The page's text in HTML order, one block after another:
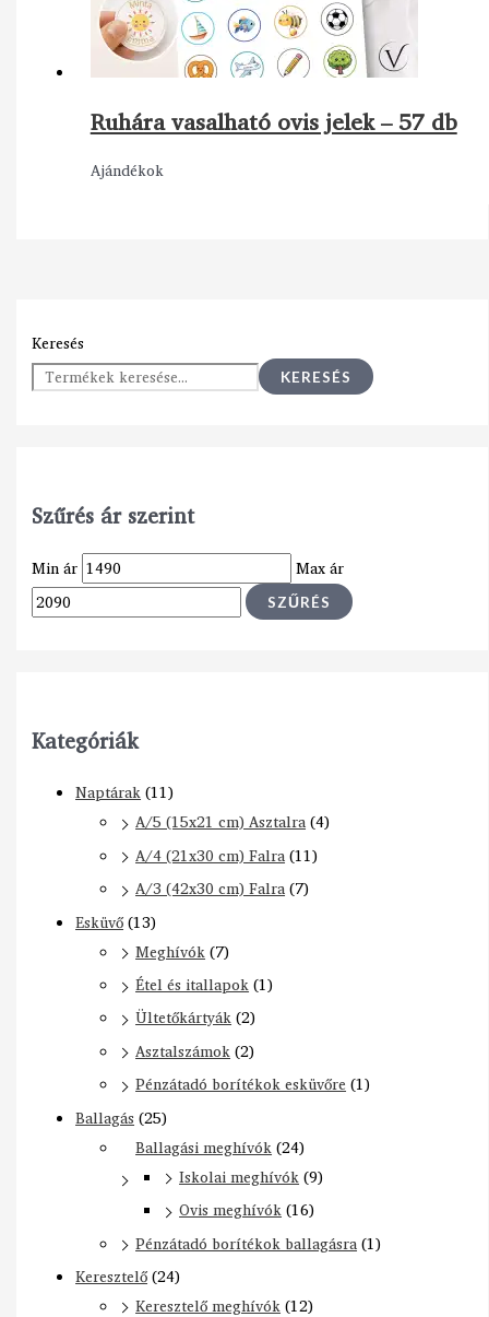
Keresés
KERESÉS
Szűrés ár szerint
Min ár Max ár
SZŰRÉS
Kategóriák
Naptárak(11)
A/5 (15x21 cm) Asztalra(4)
A/4 (21x30 cm) Falra(11)
A/3 (42x30 cm) Falra(7)
Esküvő(13)
Meghívók(7)
Étel és itallapok(1)
Ültetőkártyák(2)
Asztalszámok(2)
Pénzátadó borítékok esküvőre (1)
Ballagás (25)
Ballagási meghívók(24)
Iskolai meghívók(9)
Ovis meghívók(16)
Pénzátadó borítékok ballagásra(1)
Keresztelő(24)
Keresztelő meghívók(12)
Ruhára vasalható ovis jelek – 57 db
Ajándékok